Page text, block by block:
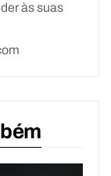
às suas